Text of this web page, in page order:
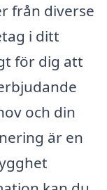
från diverse
i ditt
för dig att
och din
är en